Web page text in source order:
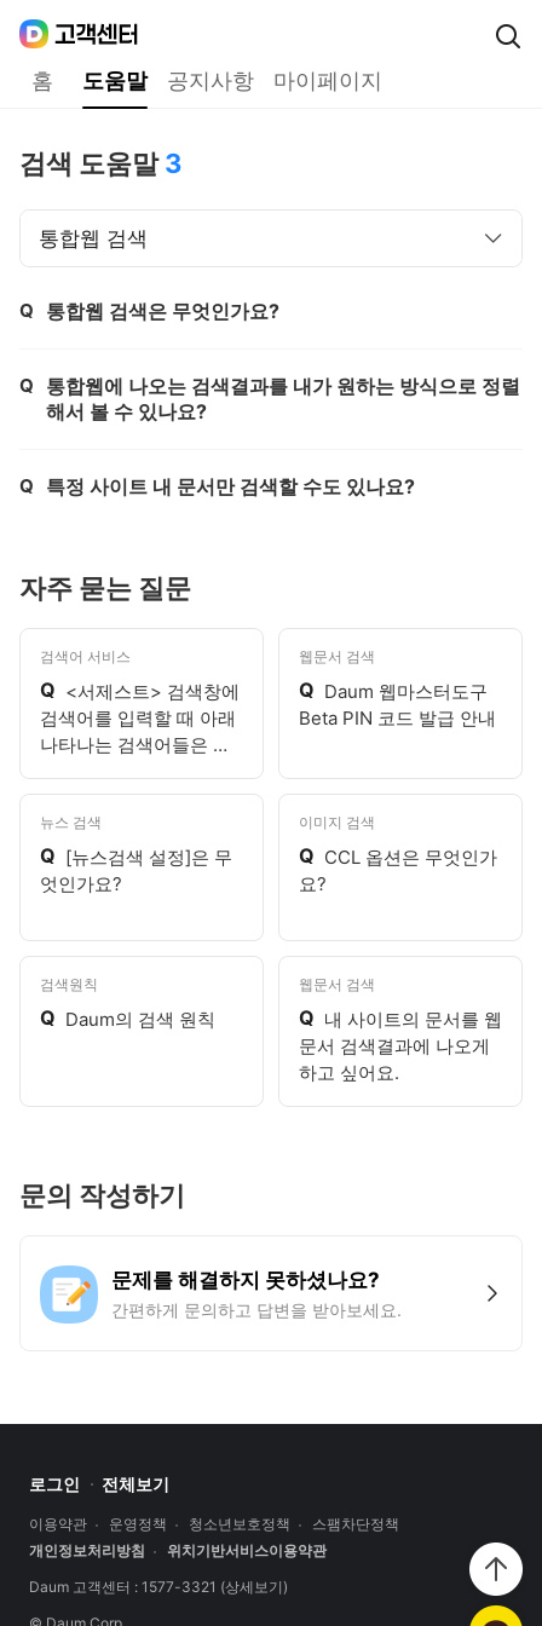
홈 도움말 공지사항 마이페이지
검색 도움말 3
통합웹 검색
Q 통합웹 검색은 무엇인가요?
Q
통합웹에 나오는 검색결과를 내가 원하는 방식으로 정렬
해서 볼 수 있나요?
Q 특정 사이트 내 문서만 검색할 수도 있나요?
자주 묻는 질문
검색어 서비스
Q <서제스트> 검색창에
검색어를 입력할 때 아래
나타나는 검색어들은 무
웹문서 검색
Q Daum 웹마스터도구
Beta PIN 코드 발급 안내
뉴스 검색
Q [뉴스검색 설정]은 무
엇인가요?
이미지 검색
Q CCL 옵션은 무엇인가
요?
검색원칙
Q Daum의 검색 원칙
웹문서 검색
Q 내 사이트의 문서를 웹
문서 검색결과에 나오게
하고 싶어요.
문의 작성하기
문제를 해결하지 못하셨나요?
간편하게 문의하고 답변을 받아보세요.
로그인 전체보기
이용약관 운영정책 청소년보호정책
스팸차단정책
개인정보처리방침
위치기반서비스이용약관
Daum 고객센터 : 1577-3321 (상세보기)